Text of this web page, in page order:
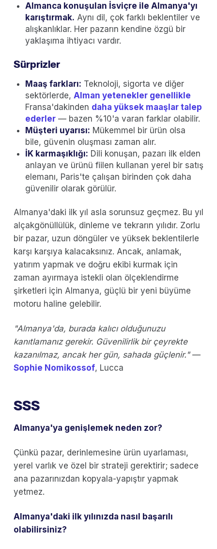
Almanca konuşulan İsviçre ile Almanya'yı
karıştırmak. Aynı dil, çok farklı beklentiler ve
alışkanlıklar. Her pazarın kendine özgü bir
yaklaşıma ihtiyacı vardır.
Sürprizler
Maaş farkları: Teknoloji, sigorta ve diğer
sektörlerde, Alman yetenekler genellikle
Fransa'dakinden daha yüksek maaşlar talep
ederler — bazen %10'a varan farklar olabilir.
Müşteri uyarısı: Mükemmel bir ürün olsa
bile, güvenin oluşması zaman alır.
İK karmaşıklığı: Dili konuşan, pazarı ilk elden
anlayan ve ürünü fiilen kullanan yerel bir satış
elemanı, Paris'te çalışan birinden çok daha
güvenilir olarak görülür.
Almanya'daki ilk yıl asla sorunsuz geçmez. Bu yıl
alçakgönüllülük, dinleme ve tekrarın yılıdır. Zorlu
bir pazar, uzun döngüler ve yüksek beklentilerle
karşı karşıya kalacaksınız. Ancak, anlamak,
yatırım yapmak ve doğru ekibi kurmak için
zaman ayırmaya istekli olan ölçeklendirme
şirketleri için Almanya, güçlü bir yeni büyüme
motoru haline gelebilir.
"Almanya'da, burada kalıcı olduğunuzu
kanıtlamanız gerekir. Güvenilirlik bir çeyrekte
kazanılmaz, ancak her gün, sahada güçlenir."—
Sophie Nomikossof, Lucca
SSS
Almanya'ya genişlemek neden zor?
Çünkü pazar, derinlemesine ürün uyarlaması,
yerel varlık ve özel bir strateji gerektirir; sadece
ana pazarınızdan kopyala-yapıştır yapmak
yetmez.
Almanya'daki ilk yılınızda nasıl başarılı
olabilirsiniz?